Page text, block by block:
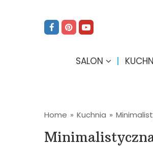
SALON
Home » Kuchnia »